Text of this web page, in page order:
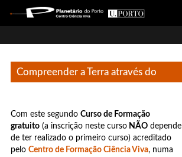
Compreender a Terra através do
Com este segundoCurso de Formação
gratuito (a inscrição neste curso NÃO depende
de ter realizado o primeiro curso) acreditado
peloCentro de Formação Ciência Viva, numa